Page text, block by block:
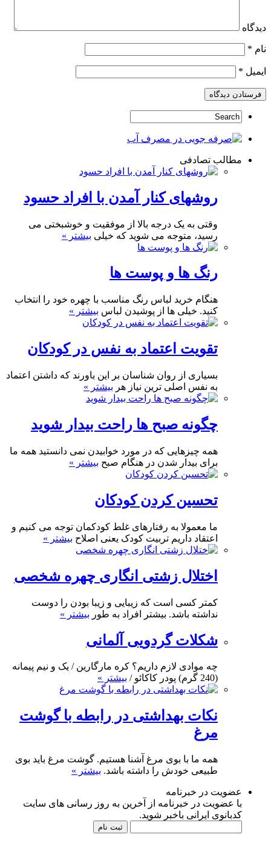
دیدگاه
نام *
ایمیل *
مطالب تصادفی
روشهای کنار آمدن با افراد حسود
وقتی به یک درجه بالا از موفقیت و خوشبختی می
رسید، متوجه می شوید که خیلی بیشتر »
رنگ ها و پوست ها
هنگام خرید لباس رنگ مناسب با چهره خود را انتخاب
کنید. خیلی ها از پوشیدن لباس بیشتر »
تقویت اعتماد به نفس در کودکان
بسیاری از روان شناسان بر این باورند که داشتن اعتماد
به نفس اصلی ترین نیاز هر بیشتر »
چگونه صبح ها راحت بیدار شوید
همه چیزهایی که در مورد خوابیدن نمی دانستید همه ما
برای بیدار شدن در هنگام صبح بیشتر »
تحسین کردن کودکان
ما معمولا به رفتارهای غلط کودکمان توجه می کنیم و
اعتقاد داریم تربیت کودک یعنی اصلاح بیشتر »
اختلال زشتی انگاری چهره شخصی
کمتر کسی است که زیبایی و زیبا بودن را دوست
نداشته باشد. بیشتر افراد به طور بیشتر »
شکلات گردویی آلمانی
چه موادی لازم داریم؟ کره مارگارین / یک و نیم پیمانه
(240 گرم) پودر کاکائو /
بیشتر »
نکات بهداشتی در رابطه با گوشت
مرغ
همه ما با بوی مرغ آشنا هستیم. گوشت مرغ باید بوی
طبیعی خودش را داشته باشد. بیشتر »
عضویت در خبرنامه
با عضویت در خبرنامه از آخرین به روز رسانی های سایت
کدبانوی ایرانی باخبر شوید.